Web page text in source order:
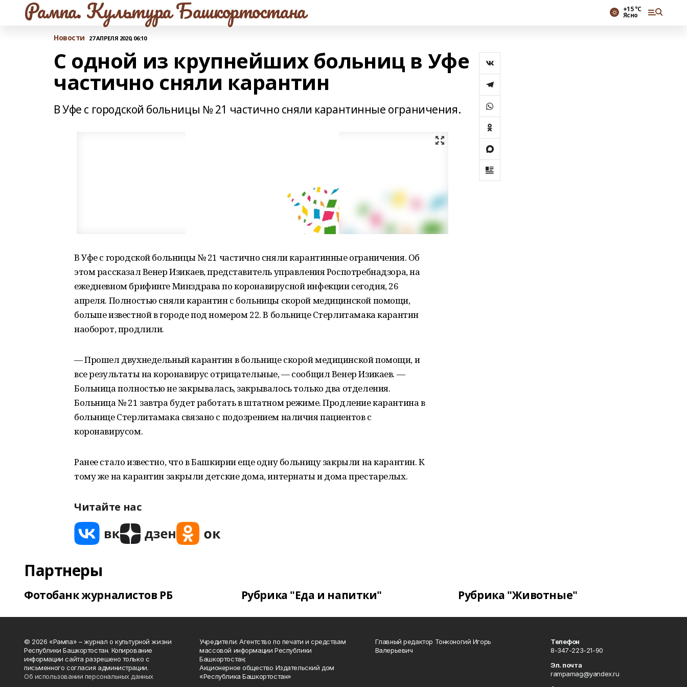
Рампа. Культура Башкортостана +15 °С
Ясно
Новости 27 АПРЕЛЯ 2020, 06:10
С одной из крупнейших больниц в Уфе
частично сняли карантин
В Уфе с городской больницы № 21 частично сняли карантинные ограничения.
В Уфе с городской больницы № 21 частично сняли карантинные ограничения. Об
этом рассказал Венер Изикаев, представитель управления Роспотребнадзора, на
ежедневном брифинге Минздрава по коронавирусной инфекции сегодня, 26
апреля. Полностью сняли карантин с больницы скорой медицинской помощи,
больше известной в городе под номером 22. В больнице Стерлитамака карантин
наоборот, продлили.
— Прошел двухнедельный карантин в больнице скорой медицинской помощи, и
все результаты на коронавирус отрицательные, — сообщил Венер Изикаев. —
Больница полностью не закрывалась, закрывалось только два отделения.
Больница № 21 завтра будет работать в штатном режиме. Продление карантина в
больнице Стерлитамака связано с подозрением наличия пациентов с
коронавирусом.
Ранее стало известно, что в Башкирии еще одну больницу закрыли на карантин. К
тому же на карантин закрыли детские дома, интернаты и дома престарелых.
Читайте нас
Партнеры
Фотобанк журналистов РБ Рубрика "Еда и напитки" Рубрика "Животные"
© 2026 «Рампа» – журнал о культурной жизни
Республики Башкортостан. Копирование
информации сайта разрешено только с
письменного согласия администрации.
Об использовании персональных данных
Учредители: Агентство по печати и средствам
массовой информации Республики
Башкортостан;
Акционерное общество Издательский дом
«Республика Башкортостан»
Главный редактор Тонконогий Игорь
Валерьевич
Телефон
8-347-223-21-90
Эл. почта
rampamag@yandex.ru